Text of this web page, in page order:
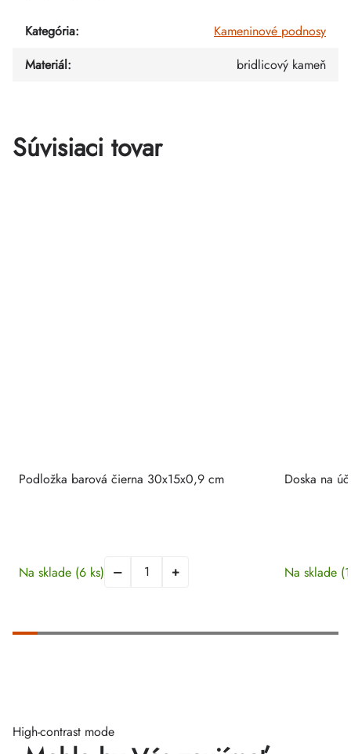
Kategória:
Kameninové podnosy
Materiál: bridlicový kameň
Súvisiaci tovar
Podložka barová čierna 30x15x0,9 cm
Na sklade (6 ks)
Doska na
Na sklade
High-contrast mode